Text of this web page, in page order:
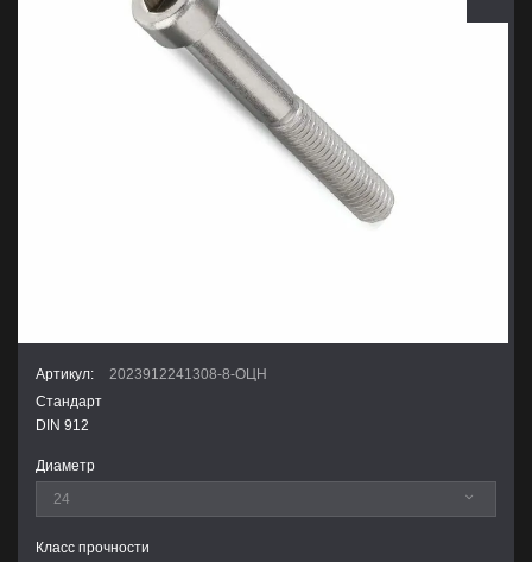
Артикул:
2023912241308-8-ОЦН
Стандарт
DIN 912
Диаметр
Класс прочности